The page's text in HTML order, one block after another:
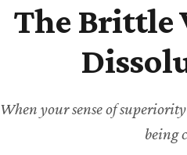
The Brittle
When your sense of
being